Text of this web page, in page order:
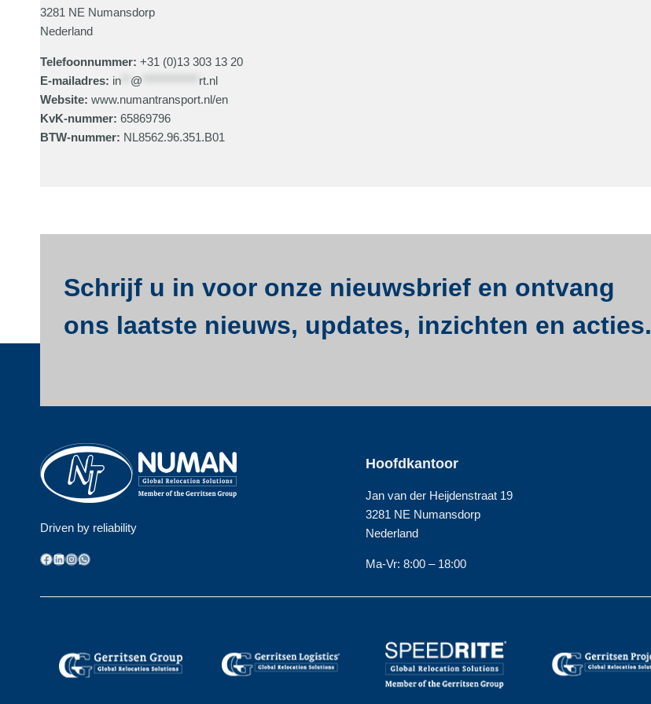
3281 NE Numansdorp
Nederland
Telefoonnummer: +31 (0)13 303 13 20
E-mailadres: in @
rt.nl
Website: www.numantransport.nl/en
KvK-nummer: 65869796
BTW-nummer: NL8562.96.351.B01
Schrijf u in voor onze nieuwsbrief en ontvang
ons laatste nieuws, updates, inzichten en acties.
Driven by reliability
Facebook
LinkedIn
Instagram
WhatsApp
Hoofdkantoor
Jan van der Heijdenstraat 19
3281 NE Numansdorp
Nederland
Ma-Vr: 8:00 – 18:00